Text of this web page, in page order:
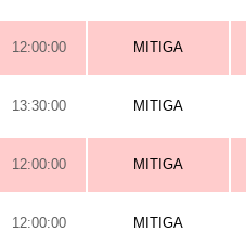
12:00:00 MITIGA
13:30:00 MITIGA
12:00:00 MITIGA
12:00:00 MITIGA